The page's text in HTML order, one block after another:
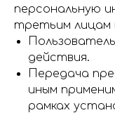
персональную
третьим лицам
действия.
Передача
иным
рамках